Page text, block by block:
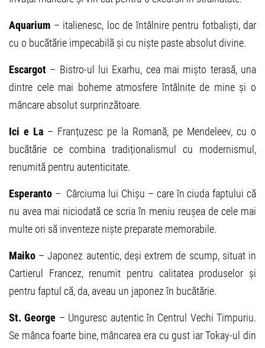
Aquarium – italienesc, loc de întâlnire pentru fotbaliști, dar
cu o bucătărie impecabilă și cu niște paste absolut divine.
Escargot – Bistro-ul lui Exarhu, cea mai mișto terasă, una
dintre cele mai boheme atmosfere întâlnite de mine și o
mâncare absolut surprinzătoare.
Ici e La – Franțuzesc pe la Romană, pe Mendeleev, cu o
bucătărie ce combina tradiționalismul cu modernismul,
renumită pentru autenticitate.
Esperanto – Cârciuma lui Chișu – care în ciuda faptului că
nu avea mai niciodată ce scria în meniu reușea de cele mai
multe ori să inventeze niște preparate memorabile.
Maiko – Japonez autentic, deși extrem de scump, situat in
Cartierul Francez, renumit pentru calitatea produselor și
pentru faptul că, da, aveau un japonez în bucătărie.
St. George – Unguresc autentic în Centrul Vechi Timpuriu.
Se mânca foarte bine, mâncarea era cu gust iar Tokay-ul din